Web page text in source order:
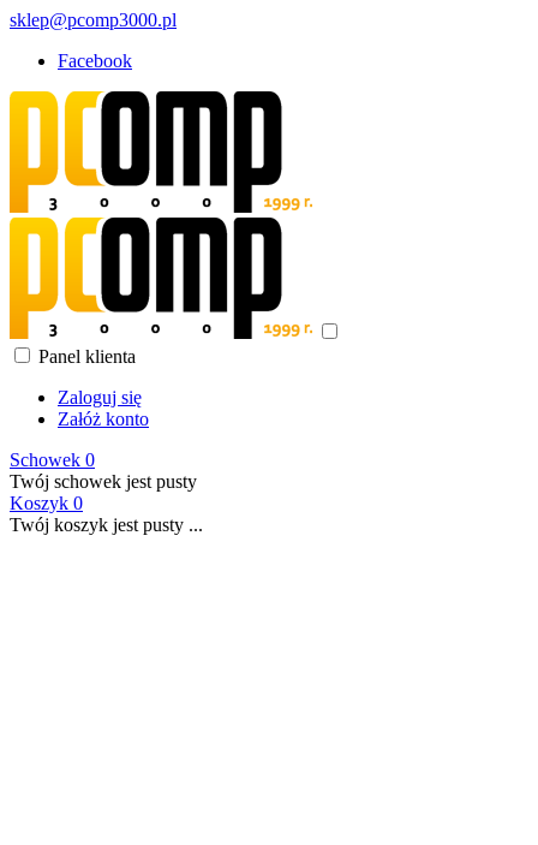
sklep@pcomp3000.pl
Facebook
Panel klienta
Zaloguj się
Załóż konto
Schowek 0
Twój schowek jest pusty
Koszyk 0
Twój koszyk jest pusty ...